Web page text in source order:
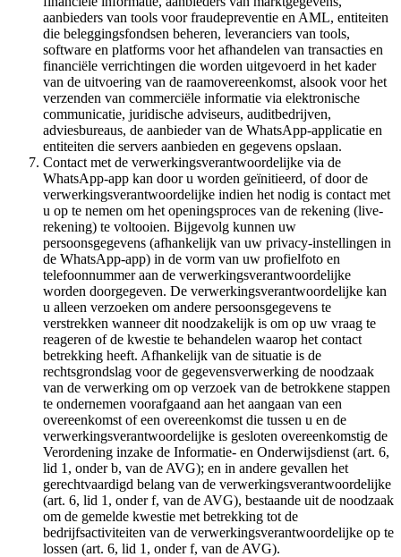
aanbieders van tools voor fraudepreventie en AML, entiteiten
die beleggingsfondsen beheren, leveranciers van tools,
software en platforms voor het afhandelen van transacties en
financiële verrichtingen die worden uitgevoerd in het kader
van de uitvoering van de raamovereenkomst, alsook voor het
verzenden van commerciële informatie via elektronische
communicatie, juridische adviseurs, auditbedrijven,
adviesbureaus, de aanbieder van de WhatsApp-applicatie en
entiteiten die servers aanbieden en gegevens opslaan.
Contact met de verwerkingsverantwoordelijke via de
WhatsApp-app kan door u worden geïnitieerd, of door de
verwerkingsverantwoordelijke indien het nodig is contact met
u op te nemen om het openingsproces van de rekening (live-
rekening) te voltooien. Bijgevolg kunnen uw
persoonsgegevens (afhankelijk van uw privacy-instellingen in
de WhatsApp-app) in de vorm van uw profielfoto en
telefoonnummer aan de verwerkingsverantwoordelijke
worden doorgegeven. De verwerkingsverantwoordelijke kan
u alleen verzoeken om andere persoonsgegevens te
verstrekken wanneer dit noodzakelijk is om op uw vraag te
reageren of de kwestie te behandelen waarop het contact
betrekking heeft. Afhankelijk van de situatie is de
rechtsgrondslag voor de gegevensverwerking de noodzaak
van de verwerking om op verzoek van de betrokkene stappen
te ondernemen voorafgaand aan het aangaan van een
overeenkomst of een overeenkomst die tussen u en de
verwerkingsverantwoordelijke is gesloten overeenkomstig de
Verordening inzake de Informatie- en Onderwijsdienst (art. 6,
lid 1, onder b, van de AVG); en in andere gevallen het
gerechtvaardigd belang van de verwerkingsverantwoordelijke
(art. 6, lid 1, onder f, van de AVG), bestaande uit de noodzaak
om de gemelde kwestie met betrekking tot de
bedrijfsactiviteiten van de verwerkingsverantwoordelijke op te
lossen (art. 6, lid 1, onder f, van de AVG).